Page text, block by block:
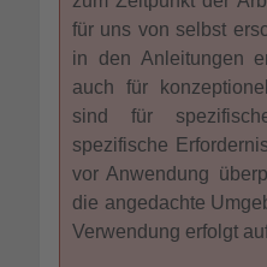
für uns von selbst
in den Anleitungen
auch für
sind für
spezifische
vor Anwendung
die angedachte
Verwendung erfolgt